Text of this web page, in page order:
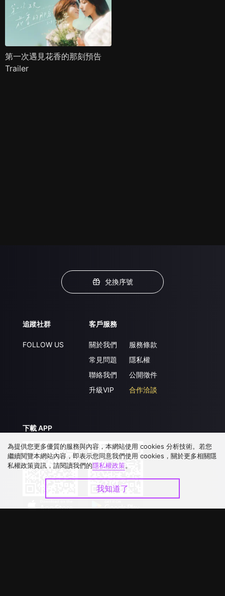
第一次遇見花香的那刻預告
Trailer
兌換序號
追蹤社群
FOLLOW US
客戶服務
關於我們
常見問題
聯絡我們
升級VIP
服務條款
隱私權
公開徵件
合作洽談
下載 APP
為提供您更多優質的服務與內容，本網站使用 cookies 分析技術。若您
繼續閱覽本網站內容，即表示您同意我們使用 cookies，關於更多相關隱
私權政策資訊，請閱讀我們的隱私權政策。
我知道了